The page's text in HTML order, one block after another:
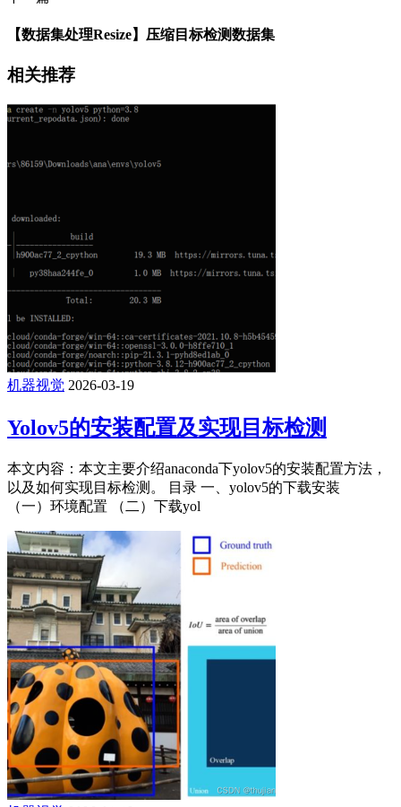
【数据集处理Resize】压缩目标检测数据集
相关推荐
机器视觉 2026-03-19
Yolov5的安装配置及实现目标检测
本文内容：本文主要介绍anaconda下yolov5的安装配置方法，
以及如何实现目标检测。 目录 一、yolov5的下载安装
（一）环境配置 （二）下载yol